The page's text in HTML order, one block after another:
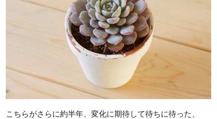
こちらがさらに約半年、変化に期待して待ちに待った、